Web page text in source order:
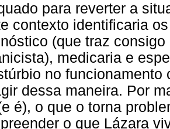
para reverter a
contexto identificaria
(que traz
medicaria e
no
dessa maneira. Por
é), o que o torna
o que Lázara